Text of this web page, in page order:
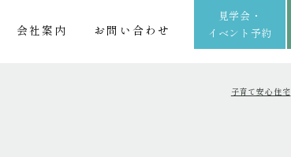
会社案内 お問い合わせ
見学会・
イベント予約
子育て安心住宅